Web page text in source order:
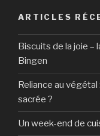
ARTICLES
Biscuits de la joie
Bingen
Reliance au
sacrée ?
Un week-end de